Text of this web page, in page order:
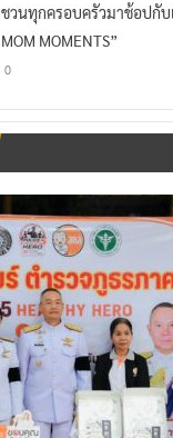
ชวนทุกครอบครัวมาช้อปกับ
MOM MOMENTS”
0